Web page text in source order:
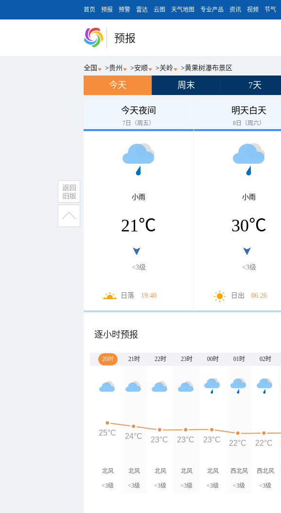
首页 预报 预警 雷达 云图 天气地图 专业产品 资讯 视频 节气
预报
全国 >贵州 >安顺 >关岭 >黄果树瀑布景区
今天 周末 7天
今天夜间
7日（周五）
小雨
21℃
<3级
日落 19:40
明天白天
8日（周六）
小雨
30℃
<3级
日出 06:26
逐小时预报
20时 21时 22时 23时 00时 01时 02时
北风
<3级
北风
<3级
北风
<3级
北风
<3级
北风
<3级
西北风
<3级
西北风
<3级
25°C 24°C 23°C 23°C 23°C 22°C 22°C